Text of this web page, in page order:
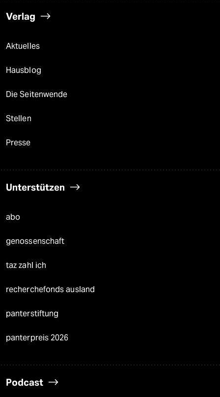
Verlag
Aktuelles
Hausblog
Die Seitenwende
Stellen
Presse
Unterstützen
abo
genossenschaft
taz zahl ich
recherchefonds ausland
panterstiftung
panterpreis 2026
Podcast